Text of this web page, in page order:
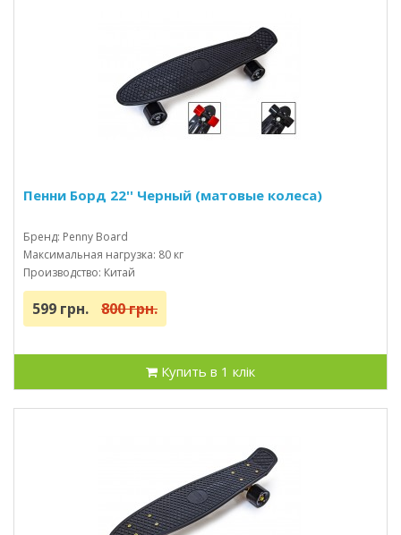
Пенни Борд 22'' Черный (матовые колеса)
Бренд: Penny Board
Максимальная нагрузка: 80 кг
Производство: Китай
599 грн. 800 грн.
Купить в 1 клік